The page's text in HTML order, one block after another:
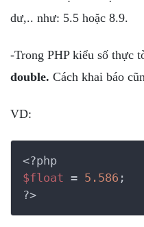
dư,.. như: 5.5 hoặc 8.9.
-Trong PHP kiểu số thực
double. Cách khai báo
VD:
<?php
$float = 5.586
?>